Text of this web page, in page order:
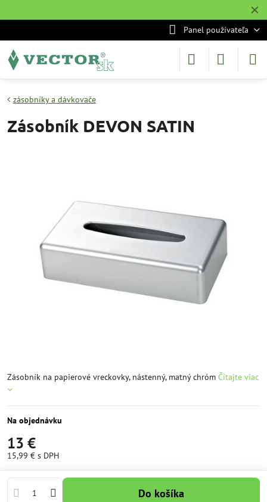
✕
˙
Panel používateľa
zásobníky a dávkovače
Zásobník DEVON SATIN
Zásobník na papierové vreckovky, nástenný, matný chróm Čítajte viac
Na objednávku
13 €
15,99 € s DPH
Do košíka